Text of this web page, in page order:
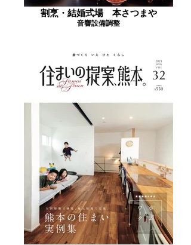
割烹・結婚式場 本さつまや
音響設備調整